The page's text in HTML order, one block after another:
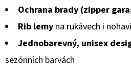
Ochrana brady (zipper
Rib lemy na rukávech i
Jednobarevný, unisex
sezónních barvách